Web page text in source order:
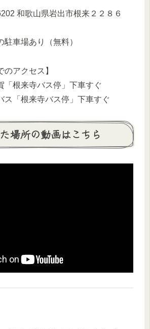
和歌山県岩出市根来２２８６
駐車場あり（無料）
のアクセス】
「根来寺バス停」下車すぐ
ス「根来寺バス停」下車すぐ
場所の動画はこちら